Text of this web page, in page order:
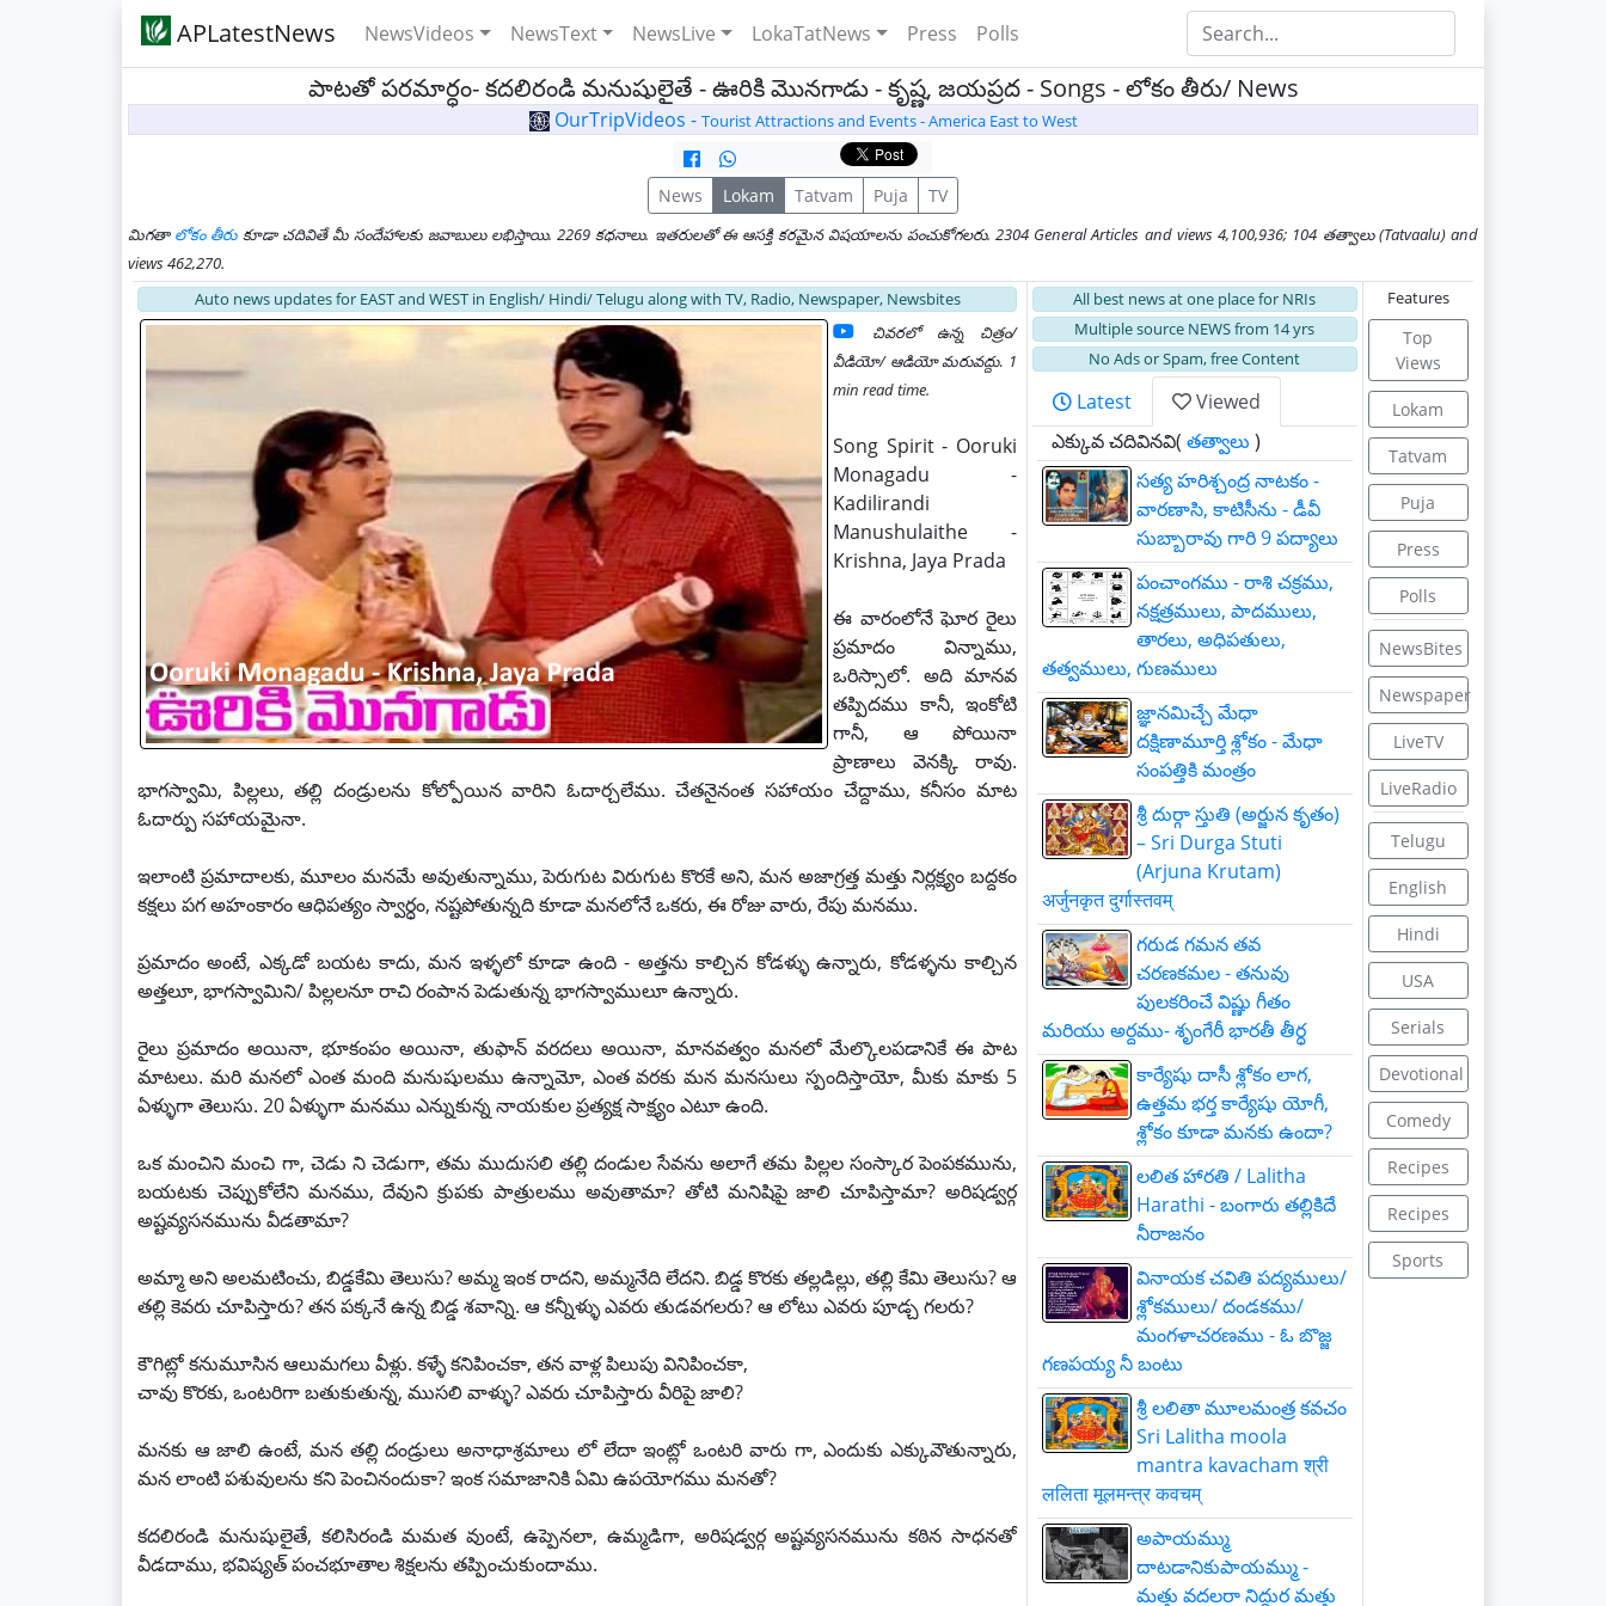
APLatestNews NewsVideos NewsText NewsLive LokaTatNews Press Polls
పాటతో పరమార్ధం- కదలిరండి మనుషులైతే - ఊరికి మొనగాడు - కృష్ణ, జయప్రద - Songs - లోకం తీరు/ News
OurTripVideos - Tourist Attractions and Events - America East to West
News Lokam Tatvam Puja TV
మిగతా లోకం తీరుకూడా చదివితే మీ సందేహాలకు జవాబులు లభిస్తాయి. 2269 కధనాలు. ఇతరులతో ఈ ఆసక్తి కరమైన విషయాలను పంచుకోగలరు. 2304 General Articles and views 4,100,936; 104 తత్వాలు (Tatvaalu) and
views 462,270.
Auto news updates for EAST and WEST in English/ Hindi/ Telugu along with TV, Radio, Newspaper, Newsbites
చివరలో ఉన్న చిత్రం/
వీడియో/ ఆడియో మరువద్దు. 1
min read time.
Song Spirit - Ooruki
Monagadu -
Kadilirandi
Manushulaithe -
Krishna, Jaya Prada
ఈ వారంలోనే ఘోర రైలు
ప్రమాదం విన్నాము,
ఒరిస్సాలో. అది మానవ
తప్పిదము కానీ, ఇంకోటి
గానీ, ఆ పోయినా
ప్రాణాలు వెనక్కి రావు.
భాగస్వామి, పిల్లలు, తల్లి దండ్రులను కోల్పోయిన వారిని ఓదార్చలేము. చేతనైనంత సహాయం చేద్దాము, కనీసం మాట
ఓదార్పు సహాయమైనా.
ఇలాంటి ప్రమాదాలకు, మూలం మనమే అవుతున్నాము, పెరుగుట విరుగుట కొరకే అని, మన అజాగ్రత్త మత్తు నిర్లక్ష్యం బద్దకం
కక్షలు పగ అహంకారం ఆధిపత్యం స్వార్ధం, నష్టపోతున్నది కూడా మనలోనే ఒకరు, ఈ రోజు వారు, రేపు మనము.
ప్రమాదం అంటే, ఎక్కడో బయట కాదు, మన ఇళ్ళలో కూడా ఉంది - అత్తను కాల్చిన కోడళ్ళు ఉన్నారు, కోడళ్ళను కాల్చిన
అత్తలూ, భాగస్వామిని/ పిల్లలనూ రాచి రంపాన పెడుతున్న భాగస్వాములూ ఉన్నారు.
రైలు ప్రమాదం అయినా, భూకంపం అయినా, తుఫాన్ వరదలు అయినా, మానవత్వం మనలో మేల్కొలపడానికే ఈ పాట
మాటలు. మరి మనలో ఎంత మంది మనుషులము ఉన్నామో, ఎంత వరకు మన మనసులు స్పందిస్తాయో, మీకు మాకు 5
ఏళ్ళుగా తెలుసు. 20 ఏళ్ళుగా మనము ఎన్నుకున్న నాయకుల ప్రత్యక్ష సాక్ష్యం ఎటూ ఉంది.
ఒక మంచిని మంచి గా, చెడు ని చెడుగా, తమ ముదుసలి తల్లి దండుల సేవను అలాగే తమ పిల్లల సంస్కార పెంపకమును,
బయటకు చెప్పుకోలేని మనము, దేవుని క్రుపకు పాత్రులము అవుతామా? తోటి మనిషిపై జాలి చూపిస్తామా? అరిషడ్వర్గ
అష్టవ్యసనమును వీడతామా?
అమ్మా అని అలమటించు, బిడ్డకేమి తెలుసు? అమ్మ ఇంక రాదని, అమ్మనేది లేదని. బిడ్డ కొరకు తల్లడిల్లు, తల్లి కేమి తెలుసు? ఆ
తల్లి కెవరు చూపిస్తారు? తన పక్కనే ఉన్న బిడ్డ శవాన్ని. ఆ కన్నీళ్ళు ఎవరు తుడవగలరు? ఆ లోటు ఎవరు పూడ్చ గలరు?
కౌగిట్లో కనుమూసిన ఆలుమగలు వీళ్లు. కళ్ళే కనిపించకా, తన వాళ్ల పిలుపు వినిపించకా,
చావు కొరకు, ఒంటరిగా బతుకుతున్న, ముసలి వాళ్ళు? ఎవరు చూపిస్తారు వీరిపై జాలి?
మనకు ఆ జాలి ఉంటే, మన తల్లి దండ్రులు అనాధాశ్రమాలు లో లేదా ఇంట్లో ఒంటరి వారు గా, ఎందుకు ఎక్కువౌతున్నారు,
మన లాంటి పశువులను కని పెంచినందుకా? ఇంక సమాజానికి ఏమి ఉపయోగము మనతో?
కదలిరండి మనుషులైతే, కలిసిరండి మమత వుంటే, ఉప్పెనలా, ఉమ్మడిగా, అరిషడ్వర్గ అష్టవ్యసనమును కఠిన సాధనతో
వీడదాము, భవిష్యత్ పంచభూతాల శిక్షలను తప్పించుకుందాము.
All best news at one place for NRIs
Multiple source NEWS from 14 yrs
No Ads or Spam, free Content
Latest
Viewed
ఎక్కువ చదివినవి( తత్వాలు )
సత్య హరిశ్చంద్ర నాటకం -
వారణాసి, కాటిసీను - డీవీ
సుబ్బారావు గారి 9 పద్యాలు
పంచాంగము - రాశి చక్రము,
నక్షత్రములు, పాదములు,
తారలు, అధిపతులు,
తత్వములు, గుణములు
జ్ఞాన‌మిచ్చే మేధా
ద‌క్షిణామూర్తి శ్లోకం - మేధా
సంపత్తికి మంత్రం
శ్రీ దుర్గా స్తుతి (అర్జున కృతం)
– Sri Durga Stuti
(Arjuna Krutam)
अर्जुनकृत दुर्गास्तवम्
గరుడ గమన తవ
చరణకమల - తనువు
పులకరించే విష్ణు గీతం
మరియు అర్దము- శృంగేరీ భారతీ తీర్ధ
కార్యేషు దాసీ శ్లోకం లాగ,
ఉత్తమ భర్త కార్యేషు యోగీ,
శ్లోకం కూడా మనకు ఉందా?
లలిత హారతి / Lalitha
Harathi - బంగారు తల్లికిదే
నీరాజనం
వినాయక చవితి పద్యములు/
శ్లోకములు/ దండకము/
మంగళాచరణము - ఓ బొజ్జ
గణపయ్య నీ బంటు
శ్రీ లలితా మూలమంత్ర కవచం
Sri Lalitha moola
mantra kavacham श्री
ललिता मूलमन्त्र कवचम्
అపాయమ్ము
దాటడానికుపాయమ్ము -
మత్తు వదలరా నిద్దుర మత్తు
Features
Top
Views
Lokam
Tatvam
Puja
Press
Polls
NewsBites
Newspaper
LiveTV
LiveRadio
Telugu
English
Hindi
USA
Serials
Devotional
Comedy
Recipes
Recipes
Sports